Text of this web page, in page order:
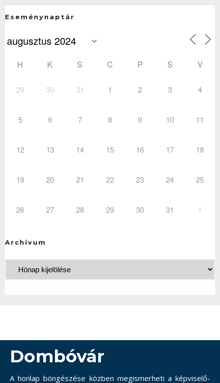
Eseménynaptár
H K S C P S V
29 30 31 1 2 3 4
5 6 7 8 9 10 11
12 13 14 15 16 17 18
19 20 21 22 23 24 25
26 27 28 29 30 31 1
Archívum
Dombóvár
A honlap böngészése közben megismerheti a képviselő-